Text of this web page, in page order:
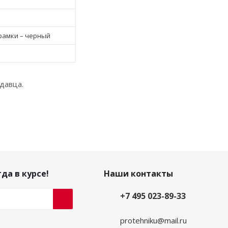
– черный
в курсе!
Наши контакты
+7 495 023-89-33
protehniku@mail.ru